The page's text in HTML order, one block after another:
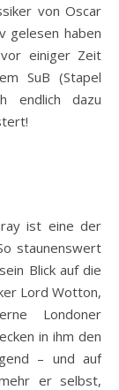
von Oscar
gelesen haben
einiger Zeit
SuB (Stapel
endlich dazu
ist eine der
staunenswert
Blick auf die
Lord Wotton,
Londoner
in ihm den
– und auf
er selbst,